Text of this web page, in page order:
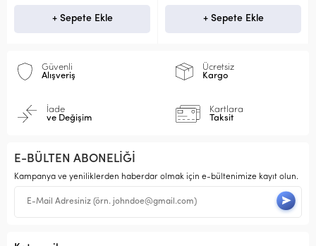
+ Sepete Ekle + Sepete Ekle
Güvenli
Alışveriş
Ücretsiz
Kargo
İade
ve Değişim
Kartlara
Taksit
E-BÜLTEN ABONELİĞİ
Kampanya ve yeniliklerden haberdar olmak için e-bültenimize kayıt olun.